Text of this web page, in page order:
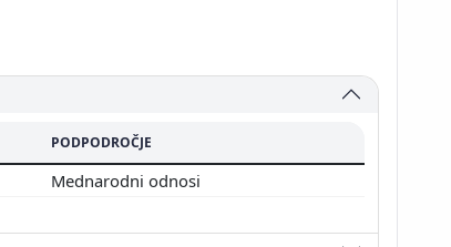
PODPODROČJE
Mednarodni odnosi